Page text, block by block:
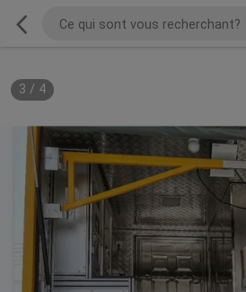
3 / 4